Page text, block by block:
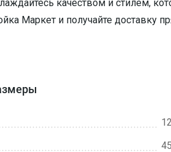
качеством и стилем,
Маркет и получайте доставку